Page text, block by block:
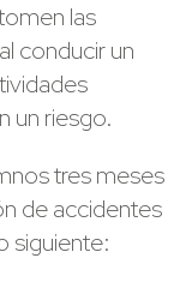
las
conducir un
un riesgo.
tres meses
de accidentes
siguiente: